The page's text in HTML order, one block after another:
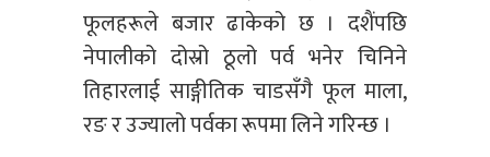
फूलहरूले बजार ढाकेको छ । दशैंपछि
नेपालीको दोस्रो ठूलो पर्व भनेर चिनिने
तिहारलाई साङ्गीतिक चाडसँगै फूल माला,
रङ र उज्यालो पर्वका रूपमा लिने गरिन्छ ।